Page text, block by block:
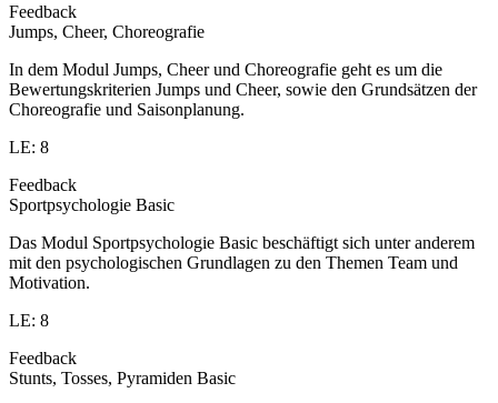
Feedback
Jumps, Cheer, Choreografie
In dem Modul Jumps, Cheer und Choreografie geht es um die
Bewertungskriterien Jumps und Cheer, sowie den Grundsätzen der
Choreografie und Saisonplanung.
LE: 8
Feedback
Sportpsychologie Basic
Das Modul Sportpsychologie Basic beschäftigt sich unter anderem
mit den psychologischen Grundlagen zu den Themen Team und
Motivation.
LE: 8
Feedback
Stunts, Tosses, Pyramiden Basic